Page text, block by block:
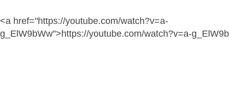
<a href="https://youtube.com/watch?v=a-
g_ElW9bWw">https://youtube.com/watch?v=a-